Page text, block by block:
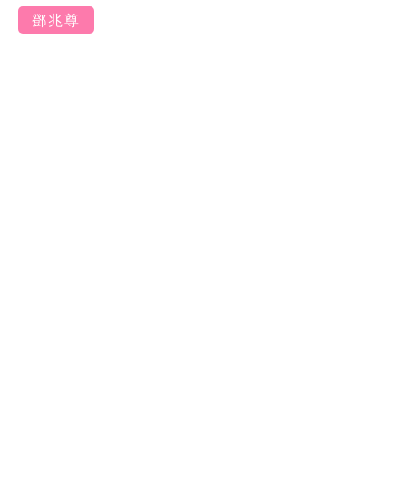
鄧兆尊